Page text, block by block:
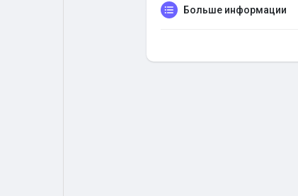
Больше информации